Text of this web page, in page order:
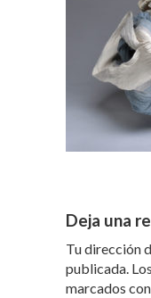
Deja una
Tu dirección
publicada.
marcados con